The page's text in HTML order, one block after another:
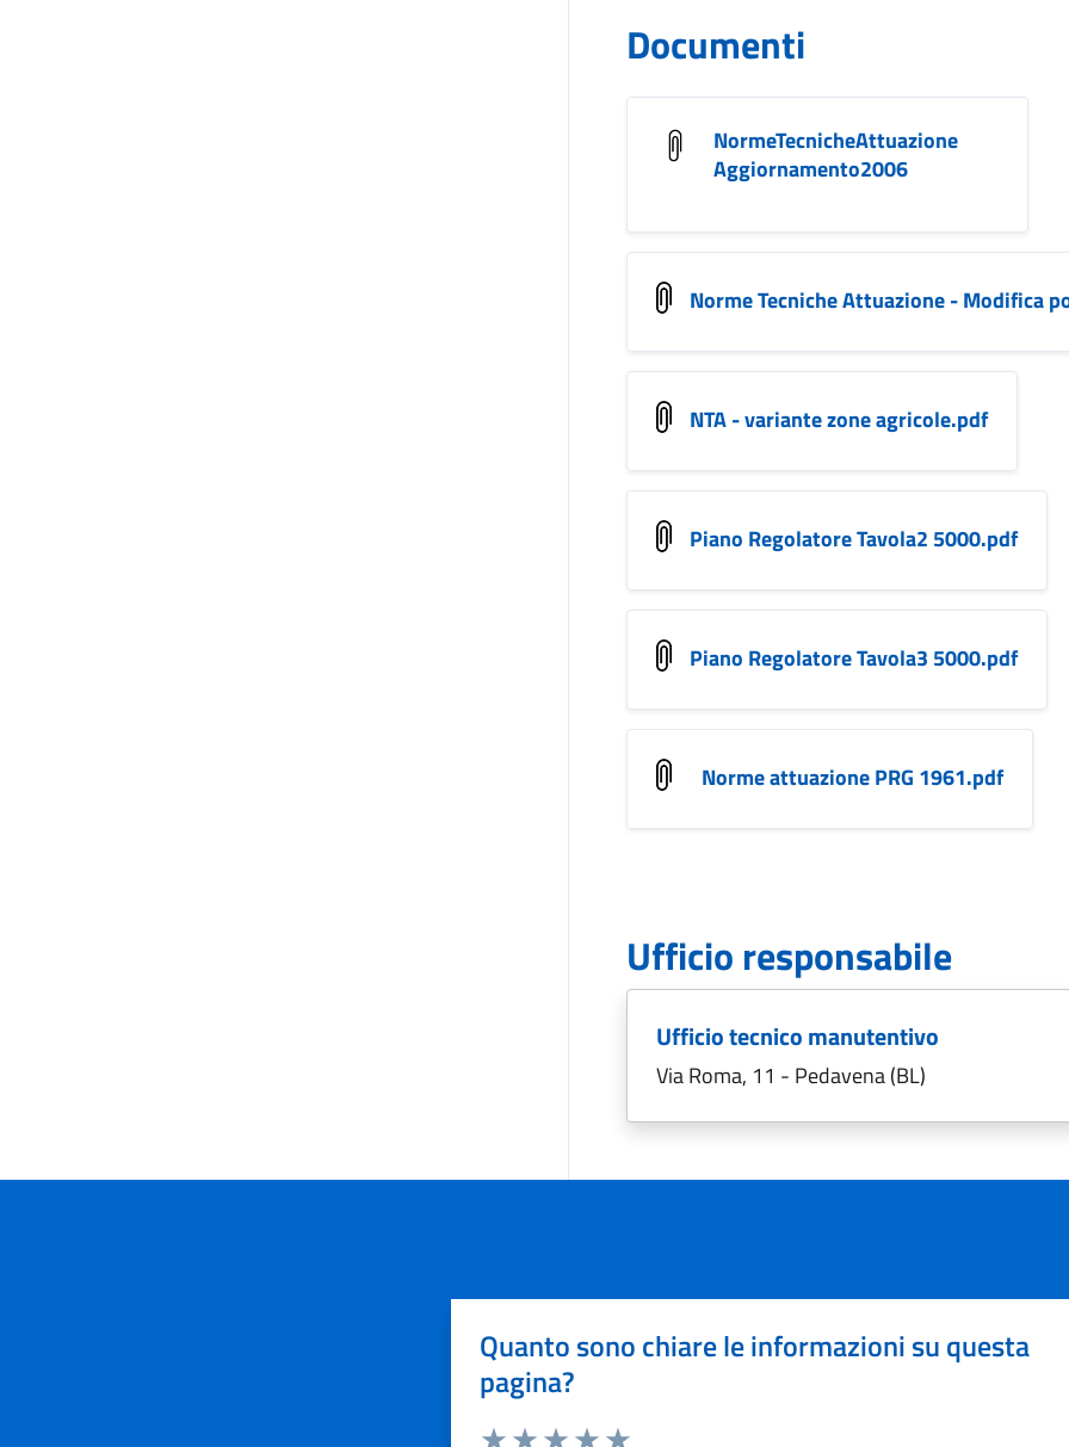
Documenti
NormeTecnicheAttuazione
Aggiornamento2006
Norme Tecniche Attuazione - Modifica
NTA - variante zone agricole.pdf
Piano Regolatore Tavola2 5000.pdf
Piano Regolatore Tavola3 5000.pdf
Norme attuazione PRG 1961.pdf
Ufficio responsabile
Ufficio tecnico manutentivo
Via Roma, 11 - Pedavena (BL)
Quanto sono chiare le informazioni su questa
pagina?